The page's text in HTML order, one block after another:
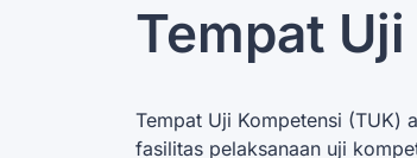
Tempat
Tempat Uji Kompetensi (TUK)
fasilitas pelaksanaan uji